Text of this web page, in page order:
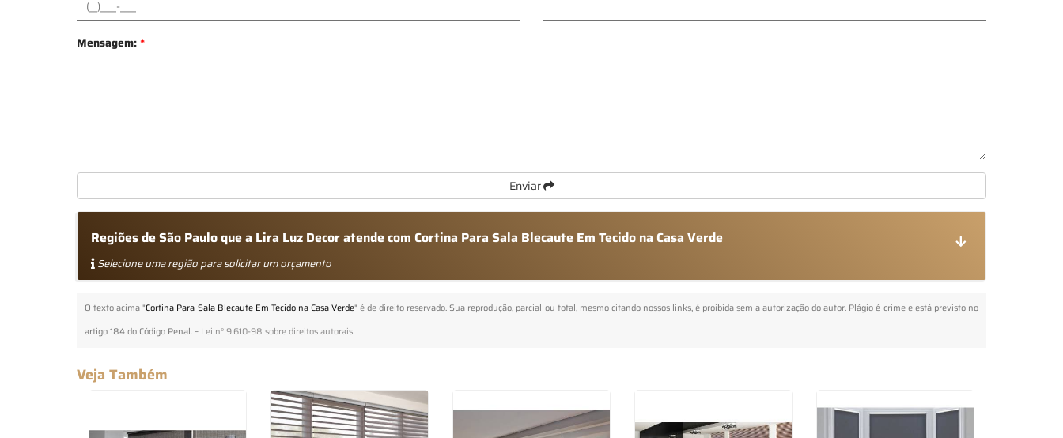
Mensagem:*
Enviar
Regiões de São Paulo que a Lira Luz Decor atende com Cortina Para Sala Blecaute Em Tecido na Casa Verde
Selecione uma região para solicitar um orçamento
O texto acima "Cortina Para Sala Blecaute Em Tecido na Casa Verde" é de direito reservado. Sua reprodução, parcial ou total, mesmo citando nossos links, é proibida sem a autorização do autor. Plágio é crime e está previsto no
artigo 184 do Código Penal. – Lei n° 9.610-98 sobre direitos autorais.
Veja Também